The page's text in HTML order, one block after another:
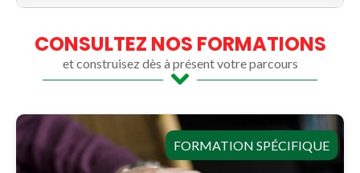
CONSULTEZ NOS FORMATIONS
et construisez dès à présent votre parcours
FORMATION SPÉCIFIQUE